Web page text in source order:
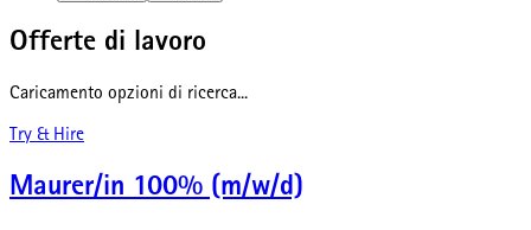
Offerte di lavoro
Caricamento opzioni di ricerca...
Try & Hire
Maurer/in 100% (m/w/d)